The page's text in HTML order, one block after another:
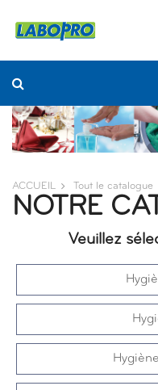
ACCUEIL Tout le catalogue
NOTRE
Veuillez